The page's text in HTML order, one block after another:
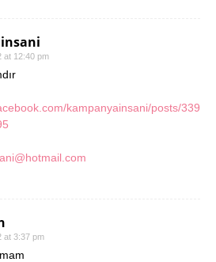
at 12:40 pm
kampanyainsani/posts/339
at 3:37 pm